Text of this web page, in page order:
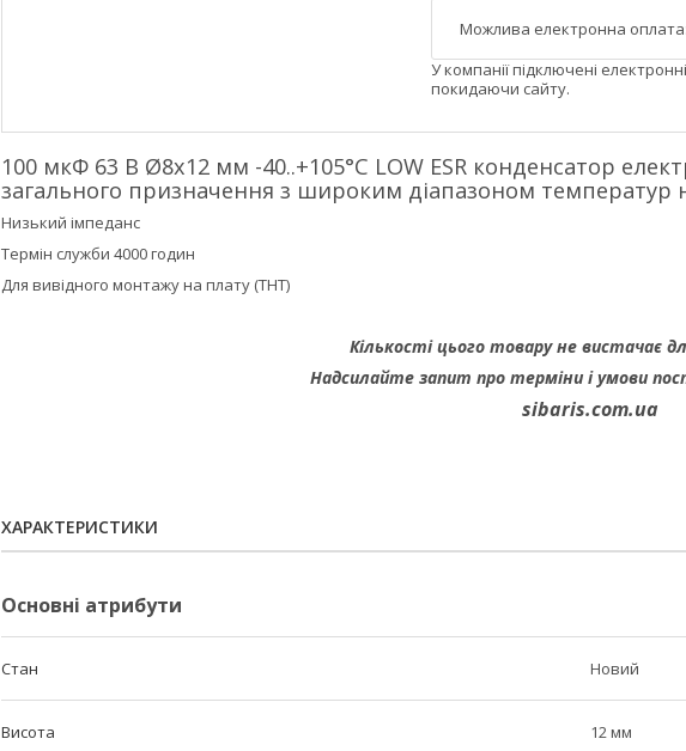
У компанії підключені
покидаючи сайту.
100 мкФ 63 В Ø8х12 мм -40..+105°C LOW ESR конденсатор
загального призначення з широким діапазоном температур
Низький імпеданс
Термін служби 4000 годин
Для вивідного монтажу на плату (THT)
Кількості цього товару не вистачає
Надсилайте запит про терміни i умови
sibaris.com.ua
ХАРАКТЕРИСТИКИ
Основні атрибути
Стан Новий
Висота 12 мм